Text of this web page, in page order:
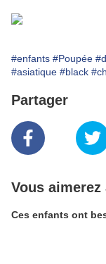
#enfants #Poupée
#asiatique #black
Partager
Vous aimerez
Ces enfants ont